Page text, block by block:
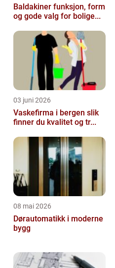
Baldakiner funksjon, form
og gode valg for bolige...
03 juni 2026
Vaskefirma i bergen slik
finner du kvalitet og tr...
08 mai 2026
Dørautomatikk i moderne
bygg